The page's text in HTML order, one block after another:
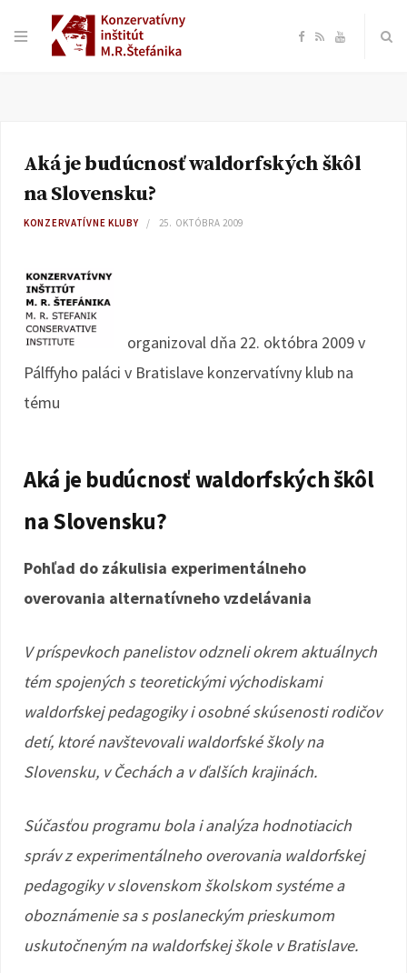
F
e
R Y
T
Aká je budúcnosť waldorfských škôl
na Slovensku?
KONZERVATÍVNE KLUBY 25. OKTÓBRA 2009
organizoval dňa 22. októbra 2009 v
Pálffyho paláci v Bratislave konzervatívny klub na
tému
Aká je budúcnosť waldorfských škôl
na Slovensku?
Pohľad do zákulisia experimentálneho
overovania alternatívneho vzdelávania
V príspevkoch panelistov odzneli okrem aktuálnych
tém spojených s teoretickými východiskami
waldorfskej pedagogiky i osobné skúsenosti rodičov
detí, ktoré navštevovali waldorfské školy na
Slovensku, v Čechách a v ďalších krajinách.
Súčasťou programu bola i analýza hodnotiacich
správ z experimentálneho overovania waldorfskej
pedagogiky v slovenskom školskom systéme a
oboznámenie sa s poslaneckým prieskumom
uskutočneným na waldorfskej škole v Bratislave.